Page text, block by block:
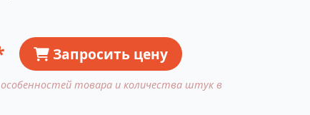
Запросить цену
товара и количества штук в